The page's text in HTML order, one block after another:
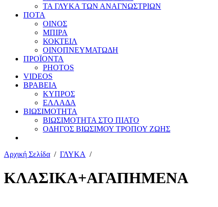
ΤΑ ΓΛΥΚΑ ΤΩΝ ΑΝΑΓΝΩΣΤΡΙΩΝ
ΠΟΤΑ
ΟΙΝΟΣ
ΜΠΙΡΑ
ΚΟΚΤΕΙΛ
ΟΙΝΟΠΝΕΥΜΑΤΩΔΗ
ΠΡΟΪΟΝΤΑ
PHOTOS
VIDEOS
ΒΡΑΒΕΙΑ
ΚΥΠΡΟΣ
ΕΛΛΑΔΑ
ΒΙΩΣΙΜΟΤΗΤΑ
ΒΙΩΣΙΜΟΤΗΤΑ ΣΤΟ ΠΙΑΤΟ
ΟΔΗΓΟΣ ΒΙΩΣΙΜΟΥ ΤΡΟΠΟΥ ΖΩΗΣ
Αρχική Σελίδα / ΓΛΥΚΑ /
ΚΛΑΣΙΚΑ+ΑΓΑΠΗΜΕΝΑ